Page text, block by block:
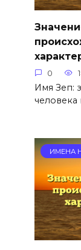
0
Имя Зеп:
ИМЕНА